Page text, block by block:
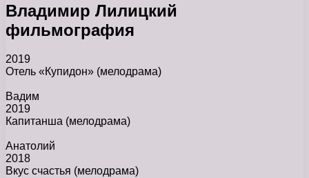
Владимир Лилицкий
фильмография
2019
Отель «Купидон» (мелодрама)
Вадим
2019
Капитанша (мелодрама)
Анатолий
2018
Вкус счастья (мелодрама)